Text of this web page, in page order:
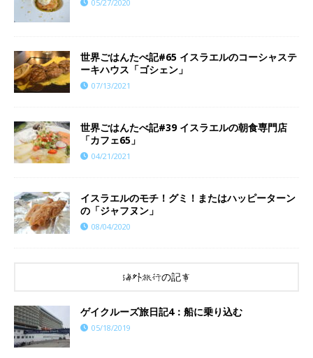
05/27/2020
世界ごはんたべ記#65 イスラエルのコーシャステ
ーキハウス「ゴシェン」
07/13/2021
世界ごはんたべ記#39 イスラエルの朝食専門店
「カフェ65」
04/21/2021
イスラエルのモチ！グミ！またはハッピーターン
の「ジャフヌン」
08/04/2020
海外旅行の記事
ゲイクルーズ旅日記4：船に乗り込む
05/18/2019